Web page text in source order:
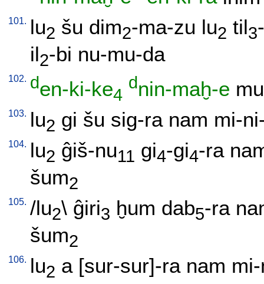
101. lu2 šu dim2-ma-zu lu2 til3
il2-bi nu-mu-da
102. den-ki-ke4
dnin-maḫ-e
103. lu2 gi šu sig-ra nam mi-
104. lu2 ĝiš-nu11 gi4-gi4-ra
šum2
105. /lu2\ ĝiri3 ḫum dab5-ra
šum2
106. lu2 a[sur-sur]-ra nam